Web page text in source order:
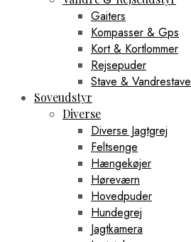
Gaiters
Kompasser & Gps
Kort & Kortlommer
Rejsepuder
Stave & Vandrestave
Soveudstyr
Diverse
Diverse Jagtgrej
Feltsenge
Hængekøjer
Høreværn
Hovedpuder
Hundegrej
Jagtkamera